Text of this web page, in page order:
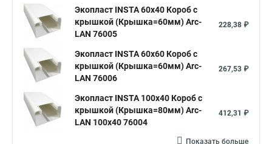
Экопласт INSTA 60х40 Короб с
крышкой (Крышка=60мм) Arc-
LAN 76005
228,38 ₽
Экопласт INSTA 60х60 Короб с
крышкой (Крышка=60мм) Arc-
LAN 76006
267,53 ₽
Экопласт INSTA 100x40 Короб с
крышкой (Крышка=80мм) Arc-
LAN 100x40 76004
412,31 ₽
Показать больше